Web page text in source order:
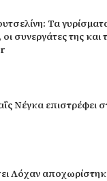
Τα
οι συνεργάτες της
Νέγκα επιστρέφει
Λόχαν